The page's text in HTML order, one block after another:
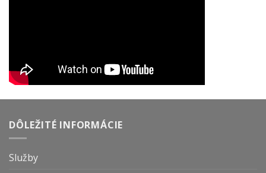
DÔLEŽITÉ INFORMÁCIE
Služby